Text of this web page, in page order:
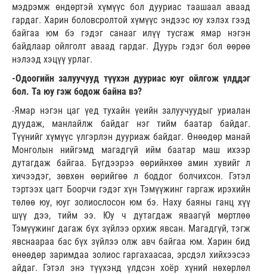
мэдрэмж өндөртэй хүмүүс бол дууриас таашаал аваад
гардаг. Харин боловсролтой хүмүүс эндээс юу хэлэх гээд
байгаа юм бэ гэдэг санааг илүү тусгаж ямар нэгэн
байдлаар ойлголт аваад гардаг. Дуурь гэдэг бол өөрөө
нэлээд хэцүү урлаг.
-Одоогийн залуучууд түүхэн дууриас юуг ойлгож үлддэг
бол. Та юу гэж бодож байна вэ?
-Ямар нэгэн цаг үед тухайн үеийн залуучуудыг уриалан
дуудаж, манлайлж байдаг нэг тийм баатар байдаг.
Түүнийг хүмүүс үлгэрлэн дууриаж байдаг. Өнөөдөр манай
Монголын нийгэмд магадгүй ийм баатар маш ихээр
дутагдаж байгаа. Бүгдээрээ өөрийнхөө амин хувийг л
хичээдэг, зөвхөн өөрийгөө л боддог болчихсон. Гэтэл
тэртээх цагт Боорчи гэдэг хүн Тэмүүжинг гаргаж ирэхийн
төлөө юу, юуг золиослосон юм бэ. Наху баяны ганц хүү
шүү дээ, тийм ээ. Юу ч дутагдаж яваагүй мөртлөө
Тэмүүжинг дагаж бүх зүйлээ орхиж явсан. Магадгүй, тэгж
явснаараа бас бүх зүйлээ олж авч байгаа юм. Харин бид
өнөөдөр заримдаа золиос гаргахаасаа, эрсдэл хийхээсээ
айдаг. Гэтэл энэ түүхэнд үлдсэн хоёр хүний нөхөрлөл